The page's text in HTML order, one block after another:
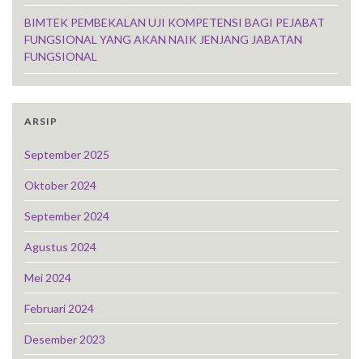
BIMTEK PEMBEKALAN UJI KOMPETENSI BAGI PEJABAT
FUNGSIONAL YANG AKAN NAIK JENJANG JABATAN
FUNGSIONAL
ARSIP
September 2025
Oktober 2024
September 2024
Agustus 2024
Mei 2024
Februari 2024
Desember 2023